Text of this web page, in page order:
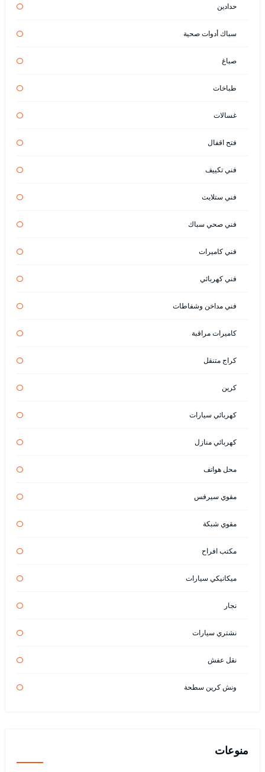
حدادين
سباك أدوات صحية
صباغ
طباخات
غسالات
فتح اقفال
فني تكييف
فني ستلايت
فني صحي سباك
فني كاميرات
فني كهربائي
فني مداخن وشفاطات
كاميرات مراقبة
كراج متنقل
كرين
كهربائي سيارات
كهربائي منازل
محل هواتف
مقوي سيرفس
مقوي شبكة
مكتب افراح
ميكانيكي سيارات
نجار
نشتري سيارات
نقل عفش
ونش كرين سطحة
منوعات